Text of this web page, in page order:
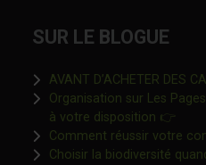
SUR LE BLOGUE
AVANT D’ACHETER DES
Organisation sur Les
à votre disposition 👉Ce
Comment réussir votre
Choisir la biodiversité